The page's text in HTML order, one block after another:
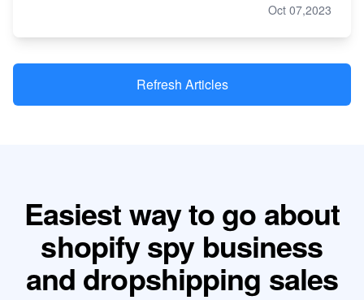
Oct 07,2023
Refresh Articles
Easiest way to go about
shopify spy business
and dropshipping sales